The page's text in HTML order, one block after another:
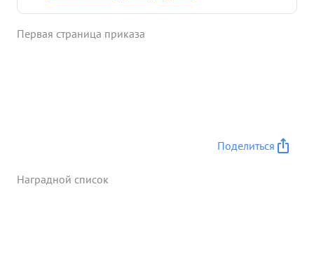
Первая страница приказа
Поделиться
Наградной список